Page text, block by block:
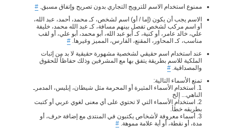
ممنوع استخدام الاسم للترويج التجاري بدون تصريح وإتفاق مسبق. #
الاسم يجب أن يكون (إما / أو) اسم لشخص، كـ محمد، أحمد، عبد الله،
أو اسم مركب لشخص تفصل بينهم مسافة، كـ عبد الله محمد، خليفة
علي، خالد عامر، أو كنية، كـ أبو عبد الله، أبو محمد، أبو علي، أو لقب
مناسب، كـ المحاور، المقنع، الفارس، المميز وغيرها. #
عند استخدام اسم حقيقي لشخصية مشهورة حقيقية لا بد من إثبات
الملكية للاسم بطريقة يتفق بها مع المشرفين وذلك حفاظاً للحقوق
والمصداقية. #
تمنع الأسماء التالية:
1. استخدام الأسماء المثيرة أو المحرمة مثل شيطان، إبليس، المدمرـ
الناهي... إلخ
2. استخدام الأسماء التي لا تحتوي على أي معنى لغوي عربي أو كتبت
بطريقه خطأ.
3. أسماء معروفة لأشخاص يكتبون في المنتدى مع إضافة حرف، أو
مدة، أو نقطة، أو أية علامة مموهة. #